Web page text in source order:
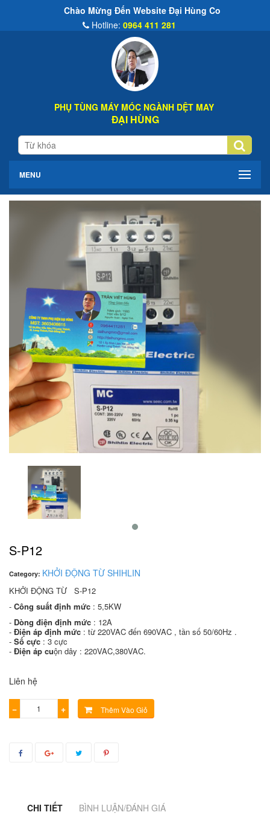
Chào Mừng Đến Website Đại Hùng Co
Hotline: 0964 411 281
PHỤ TÙNG MÁY MÓC NGÀNH DỆT MAY
ĐẠI HÙNG
MENU
S-P12
Category: KHỞI ĐỘNG TỪ SHIHLIN
KHỞI ĐỘNG TỪ S-P12
- Công suất định mức : 5,5KW
- Dòng điện định mức : 12A
- Điện áp định mức : từ 220VAC đến 690VAC , tần số 50/60Hz .
- Số cực : 3 cực
- Điện áp cuộn dây : 220VAC,380VAC.
Liên hệ
− + Thêm Vào Giỏ
CHI TIẾT BÌNH LUẬN/ĐÁNH GIÁ